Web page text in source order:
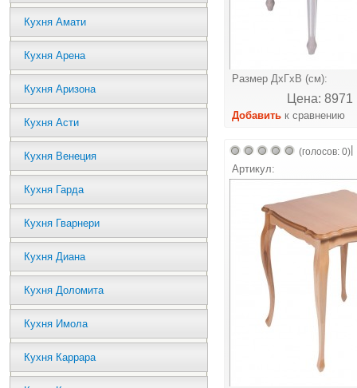
Кухня Амати
Кухня Арена
Кухня Аризона
Кухня Асти
Кухня Венеция
Кухня Гарда
Кухня Гварнери
Кухня Диана
Кухня Доломита
Кухня Имола
Кухня Каррара
Размер ДхГхВ (см):
Цена: 8971
Добавить к сравнению
(голосов: 0)
Артикул: